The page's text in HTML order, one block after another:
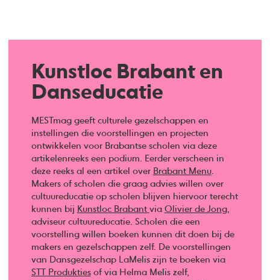
Kunstloc Brabant en
Danseducatie
MESTmag geeft culturele gezelschappen en
instellingen die voorstellingen en projecten
ontwikkelen voor Brabantse scholen via deze
artikelenreeks een podium. Eerder verscheen in
deze reeks al een artikel over Brabant Menu.
Makers of scholen die graag advies willen over
cultuureducatie op scholen blijven hiervoor terecht
kunnen bij Kunstloc Brabant via Olivier de Jong,
adviseur cultuureducatie. Scholen die een
voorstelling willen boeken kunnen dit doen bij de
makers en gezelschappen zelf. De voorstellingen
van Dansgezelschap LaMelis zijn te boeken via
STT Produktiesof via Helma Melis zelf,